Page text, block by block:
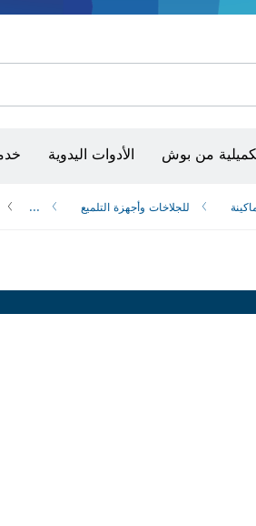
من بوش الأدوات اليدوية
للجلاخات وأجهزة التلميع ...